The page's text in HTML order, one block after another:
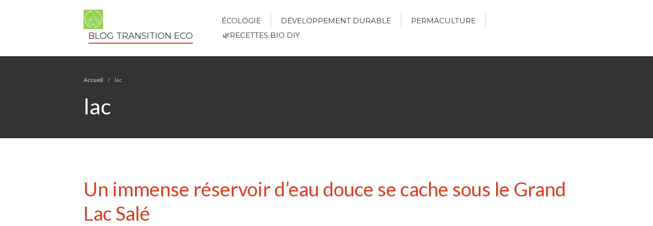
Recent Posts
BLOG TRANSITION ECO
ÉCOLOGIE DÉVELOPPEMENT DURABLE
PERMACULTURE
🌿RECETTES BIO DIY
Accueil / lac
lac
Un immense réservoir d’eau douce se cache sous le Grand
Lac Salé